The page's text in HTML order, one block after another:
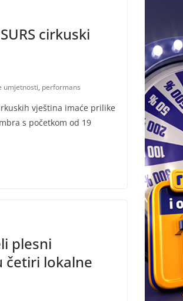
cirkuski
umjetnosti, performans
vještina imaće prilike
s početkom od 19
plesni
četiri lokalne